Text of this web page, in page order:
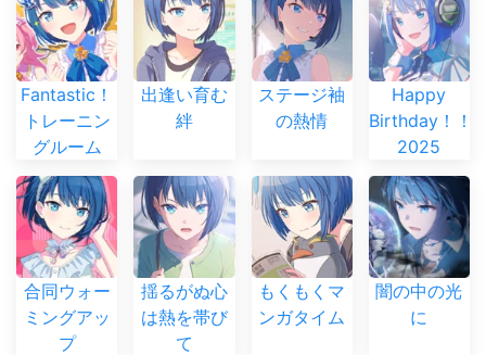
Fantastic！
トレーニン
グルーム
出逢い育む
絆
ステージ袖
の熱情
Happy
Birthday！！
2025
合同ウォー
ミングアッ
プ
揺るがぬ心
は熱を帯び
て
もくもくマ
ンガタイム
闇の中の光
に